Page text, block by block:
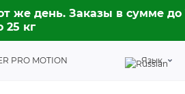
же день. Заказы в сумме до
25 кг
PRO MOTION Язык